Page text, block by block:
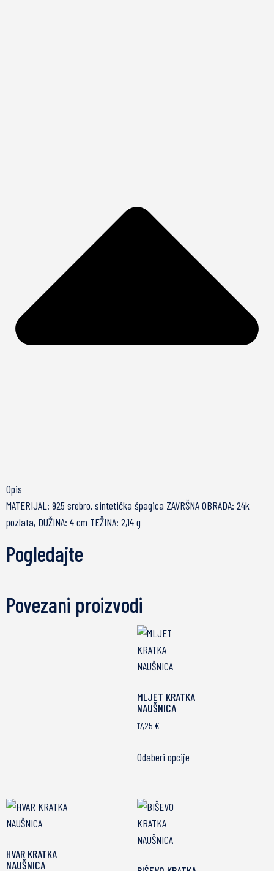
Opis
MATERIJAL: 925 srebro, sintetička špagica ZAVRŠNA OBRADA: 24k
pozlata, DUŽINA: 4 cm TEŽINA: 2,14 g
Pogledajte
Povezani proizvodi
MLJET KRATKA
NAUŠNICA
17,25 €
Odaberi opcije
HVAR KRATKA
NAUŠNICA